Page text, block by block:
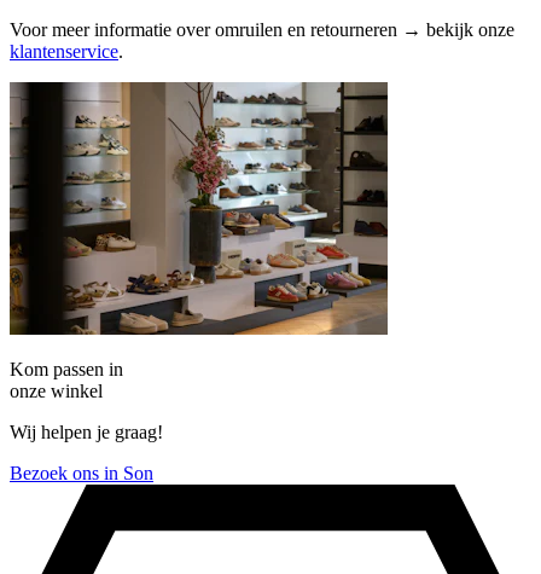
Voor meer informatie over omruilen en retourneren → bekijk onze
klantenservice.
Kom passen in
onze winkel
Wij helpen je graag!
Bezoek ons in Son